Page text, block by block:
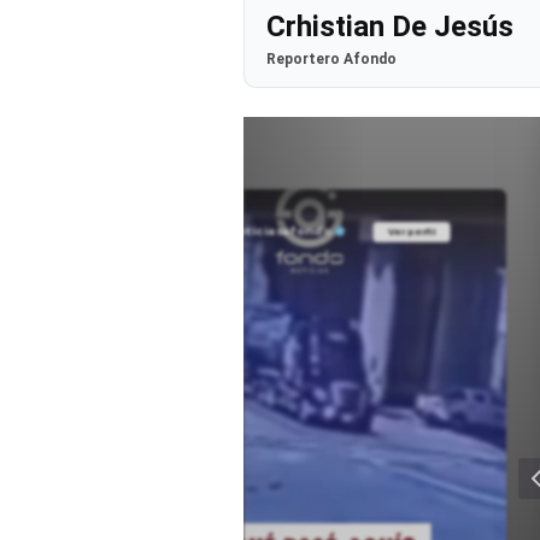
Crhistian De Jesús
Reportero Afondo
Ver perfil
@noticiasafondo Ver perfil